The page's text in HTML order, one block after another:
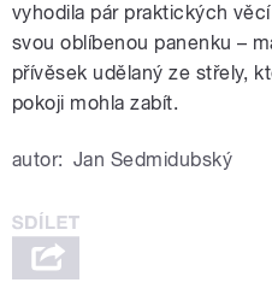
vyhodila pár praktických
svou oblíbenou panenku –
přívěsek udělaný ze střely,
pokoji mohla zabít.
autor: Jan Sedmidubský